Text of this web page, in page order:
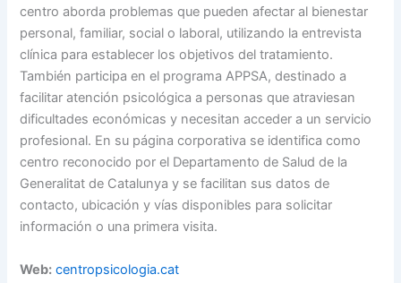
centro aborda problemas que pueden afectar al bienestar
personal, familiar, social o laboral, utilizando la entrevista
clínica para establecer los objetivos del tratamiento.
También participa en el programa APPSA, destinado a
facilitar atención psicológica a personas que atraviesan
dificultades económicas y necesitan acceder a un servicio
profesional. En su página corporativa se identifica como
centro reconocido por el Departamento de Salud de la
Generalitat de Catalunya y se facilitan sus datos de
contacto, ubicación y vías disponibles para solicitar
información o una primera visita.
Web: centropsicologia.cat